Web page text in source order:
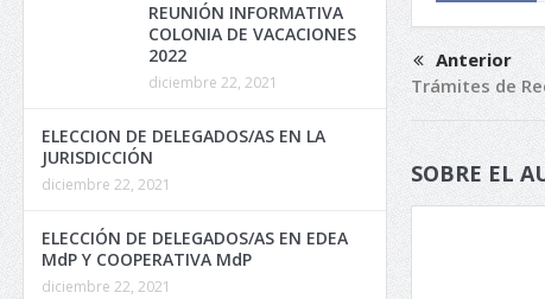
Anterior
Trámites de
SOBRE EL
REUNIÓN INFORMATIVA
COLONIA DE VACACIONES
2022
diciembre 22, 2021
ELECCION DE DELEGADOS/AS EN LA
JURISDICCIÓN
diciembre 22, 2021
ELECCIÓN DE DELEGADOS/AS EN EDEA
MdP Y COOPERATIVA MdP
diciembre 22, 2021